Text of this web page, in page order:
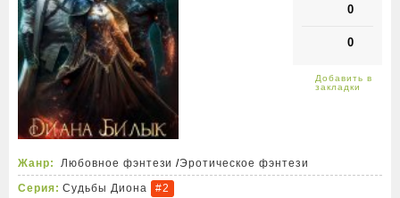
0
0
Жанр: Любовное фэнтези /Эротическое фэнтези
Серия: Судьбы Диона #2